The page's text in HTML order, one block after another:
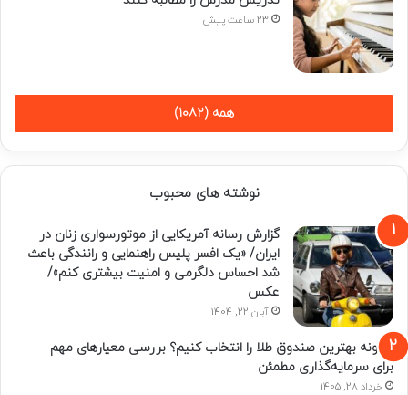
23 ساعت پیش
همه (1082)
نوشته های محبوب
گزارش رسانه آمریکایی از موتورسواری زنان در
ایران/ «یک افسر پلیس راهنمایی و رانندگی باعث
شد احساس دلگرمی و امنیت بیشتری کنم»/
عکس
آبان 22, 1404
چگونه بهترین صندوق طلا را انتخاب کنیم؟ بررسی معیارهای مهم
برای سرمایه‌گذاری مطمئن
خرداد 28, 1405